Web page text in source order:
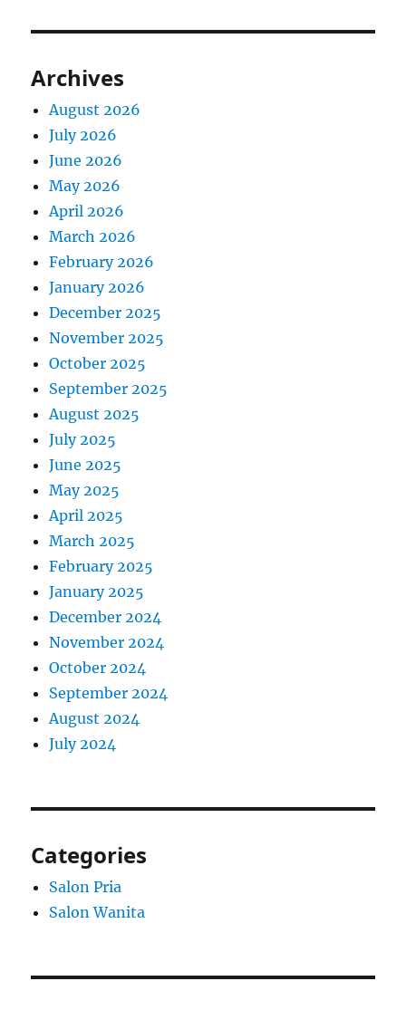
Archives
August 2026
July 2026
June 2026
May 2026
April 2026
March 2026
February 2026
January 2026
December 2025
November 2025
October 2025
September 2025
August 2025
July 2025
June 2025
May 2025
April 2025
March 2025
February 2025
January 2025
December 2024
November 2024
October 2024
September 2024
August 2024
July 2024
Categories
Salon Pria
Salon Wanita